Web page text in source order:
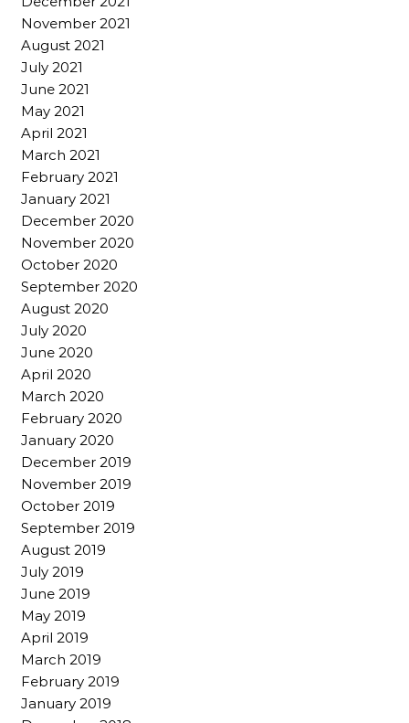
November 2021
August 2021
July 2021
June 2021
May 2021
April 2021
March 2021
February 2021
January 2021
December 2020
November 2020
October 2020
September 2020
August 2020
July 2020
June 2020
April 2020
March 2020
February 2020
January 2020
December 2019
November 2019
October 2019
September 2019
August 2019
July 2019
June 2019
May 2019
April 2019
March 2019
February 2019
January 2019